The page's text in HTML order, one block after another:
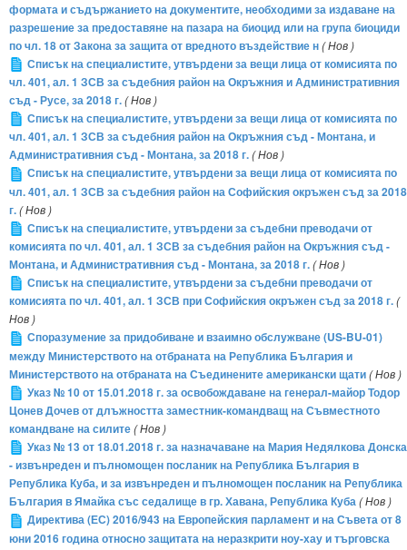
формата и съдържанието на документите, необходими за издаване на
разрешение за предоставяне на пазара на биоцид или на група биоциди
по чл. 18 от Закона за защита от вредното въздействие н( Нов )
Списък на специалистите, утвърдени за вещи лица от комисията по
чл. 401, ал. 1 ЗСВ за съдебния район на Окръжния и Административния
съд - Русе, за 2018 г.( Нов )
Списък на специалистите, утвърдени за вещи лица от комисията по
чл. 401, ал. 1 ЗСВ за съдебния район на Окръжния съд - Монтана, и
Административния съд - Монтана, за 2018 г.( Нов )
Списък на специалистите, утвърдени за вещи лица от комисията по
чл. 401, ал. 1 ЗСВ за съдебния район на Софийския окръжен съд за 2018
г.( Нов )
Списък на специалистите, утвърдени за съдебни преводачи от
комисията по чл. 401, ал. 1 ЗСВ за съдебния район на Окръжния съд -
Монтана, и Административния съд - Монтана, за 2018 г.( Нов )
Списък на специалистите, утвърдени за съдебни преводачи от
комисията по чл. 401, ал. 1 ЗСВ при Софийския окръжен съд за 2018 г.(
Нов )
Споразумение за придобиване и взаимно обслужване (US-BU-01)
между Министерството на отбраната на Република България и
Министерството на отбраната на Съединените американски щати( Нов )
Указ № 10 от 15.01.2018 г. за освобождаване на генерал-майор Тодор
Цонев Дочев от длъжността заместник-командващ на Съвместното
командване на силите( Нов )
Указ № 13 от 18.01.2018 г. за назначаване на Мария Недялкова Донска
- извънреден и пълномощен посланик на Република България в
Република Куба, и за извънреден и пълномощен посланик на Република
България в Ямайка със седалище в гр. Хавана, Република Куба( Нов )
Директива (ЕС) 2016/943 на Европейския парламент и на Съвета от 8
юни 2016 година относно защитата на неразкрити ноу-хау и търговска